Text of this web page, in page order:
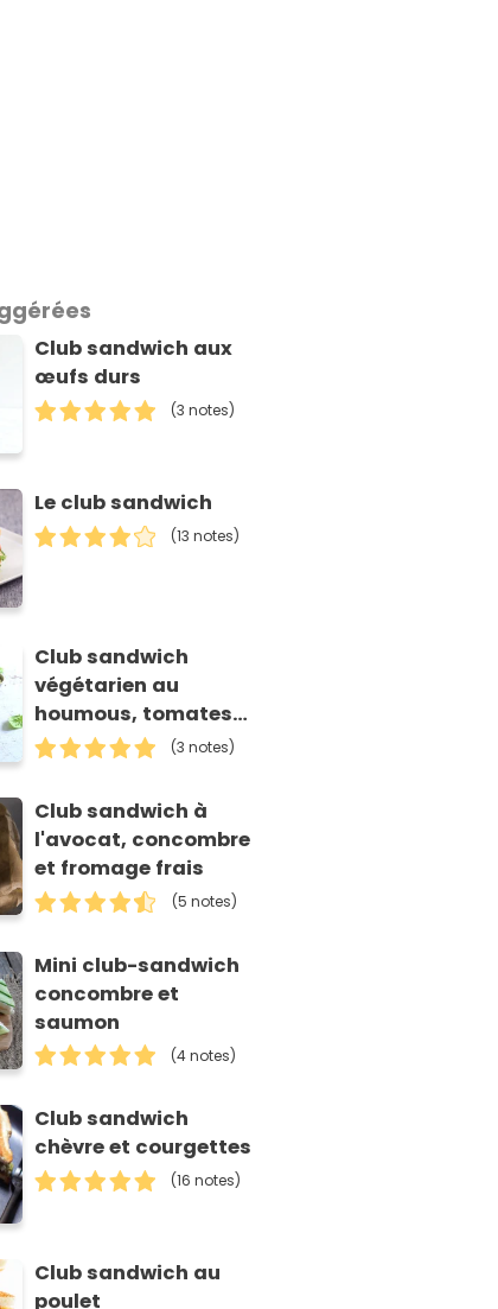
Club sandwich aux
œufs durs
(3 notes)
Le club sandwich
(13 notes)
Club sandwich
végétarien au
houmous, tomates
confites et épinards
(3 notes)
Club sandwich à
l'avocat, concombre
et fromage frais
(5 notes)
Mini club-sandwich
concombre et
saumon
(4 notes)
Club sandwich
chèvre et courgettes
(16 notes)
Club sandwich au
poulet